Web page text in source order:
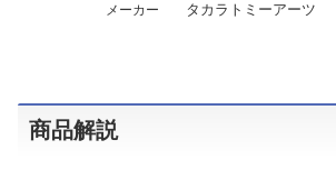
メーカー タカラトミーアーツ
商品解説